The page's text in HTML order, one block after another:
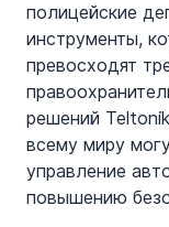
полицейские
инструменты,
превосходят
решений
всему миру
управление
повышению